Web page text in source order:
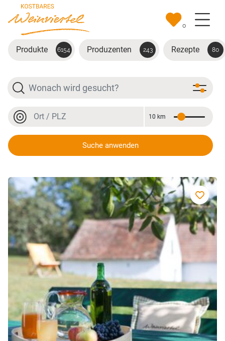
Zum Hauptinhalt springen
0
Produkte 6154 Produzenten 243 Rezepte 80
Suche
Ort oder PLZ
Entfernung
10 km
Suche anwenden
Traubensaft